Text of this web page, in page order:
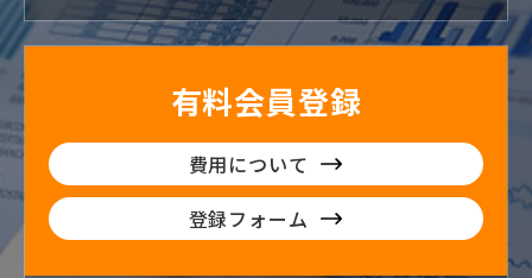
有料会員登録
費用について
登録フォーム